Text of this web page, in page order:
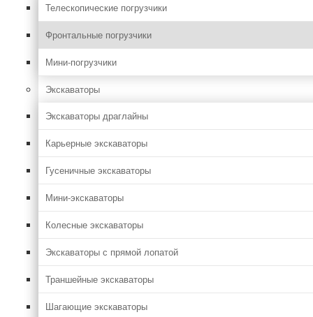
Телескопические погрузчики
Фронтальные погрузчики
Мини-погрузчики
Экскаваторы
Экскаваторы драглайны
Карьерные экскаваторы
Гусеничные экскаваторы
Мини-экскаваторы
Колесные экскаваторы
Экскаваторы с прямой лопатой
Траншейные экскаваторы
Шагающие экскаваторы